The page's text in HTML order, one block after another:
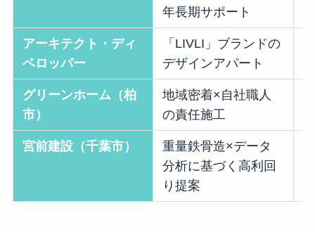
年長期サポート
アーキテクト・ディ
ベロッパー
「LIVLI」ブランドの
デザインアパート
グリーンホーム（柏
市）
地域密着×自社職人
の責任施工
宮前建設（千葉市）
重量鉄骨造×データ
分析に基づく高利回
り提案